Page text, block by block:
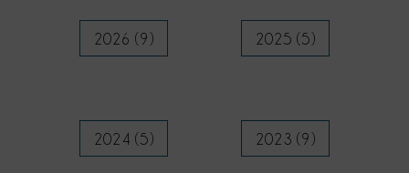
2026 (9) 2025 (5)
2024 (5) 2023 (9)